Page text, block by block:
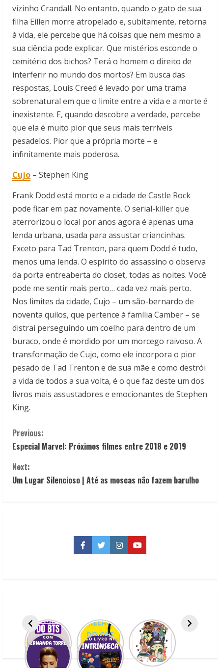
vizinho Crandall. No entanto, quando o gato de sua
filha Eillen morre atropelado e, subitamente, retorna
à vida, ele percebe que há coisas que nem mesmo a
sua ciência pode explicar. Que mistérios esconde o
cemitério dos bichos? Terá o homem o direito de
interferir no mundo dos mortos? Em busca das
respostas, Louis Creed é levado por uma trama
sobrenatural em que o limite entre a vida e a morte é
inexistente. E, quando descobre a verdade, percebe
que ela é muito pior que seus mais terríveis
pesadelos. Pior que a própria morte – e
infinitamente mais poderosa.
Cujo – Stephen King
Frank Dodd está morto e a cidade de Castle Rock
pode ficar em paz novamente. O serial-killer que
aterrorizou o local por anos agora é apenas uma
lenda urbana, usada para assustar criancinhas.
Exceto para Tad Trenton, para quem Dodd é tudo,
menos uma lenda. O espírito do assassino o observa
da porta entreaberta do closet, todas as noites. Você
pode me sentir mais perto… cada vez mais perto.
Nos limites da cidade, Cujo – um são-bernardo de
noventa quilos, que pertence à família Camber – se
distrai perseguindo um coelho para dentro de um
buraco, onde é mordido por um morcego raivoso. A
transformação de Cujo, como ele incorpora o pior
pesado de Tad Trenton e de sua mãe e como destrói
a vida de todos a sua volta, é o que faz deste um dos
livros mais assustadores e emocionantes de Stephen
King.
C
o
n
Previous:
Especial Marvel: Próximos filmes entre 2018 e 2019
Next:
Um Lugar Silencioso | Até as moscas não fazem barulho
Facebook
TwitterInstagramYouTube